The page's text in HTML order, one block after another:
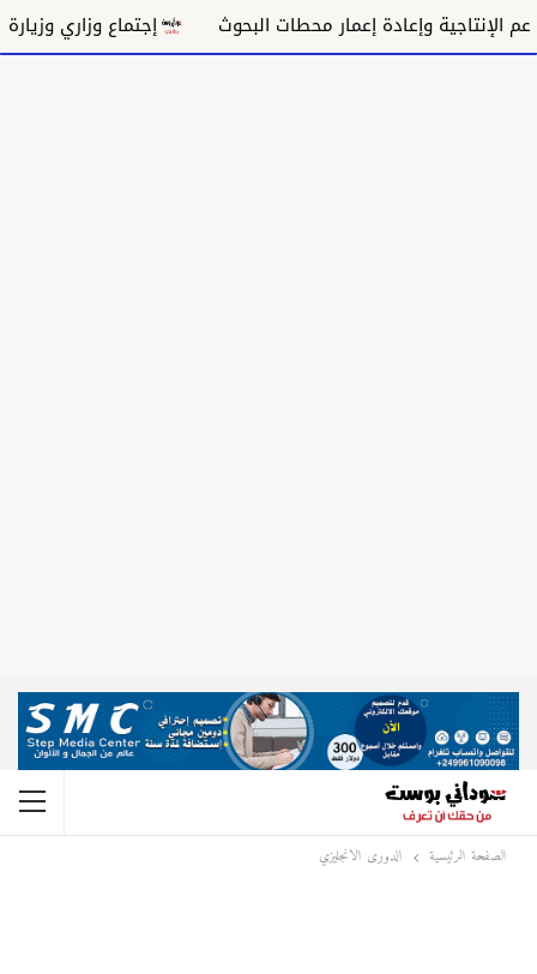
إجتماع وزاري وزيارة
الصفحة الرئيسية الدورى الانجليزي